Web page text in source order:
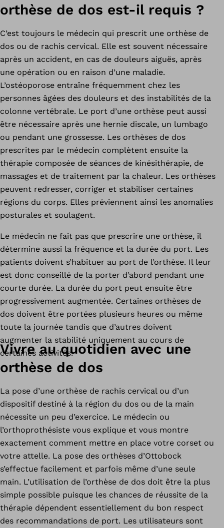
orthèse de dos est-il requis ?
C’est toujours le médecin qui prescrit une orthèse de
dos ou de rachis cervical. Elle est souvent nécessaire
après un accident, en cas de douleurs aiguës, après
une opération ou en raison d’une maladie.
L’ostéoporose entraîne fréquemment chez les
personnes âgées des douleurs et des instabilités de la
colonne vertébrale. Le port d’une orthèse peut aussi
être nécessaire après une hernie discale, un lumbago
ou pendant une grossesse. Les orthèses de dos
prescrites par le médecin complètent ensuite la
thérapie composée de séances de kinésithérapie, de
massages et de traitement par la chaleur. Les orthèses
peuvent redresser, corriger et stabiliser certaines
régions du corps. Elles préviennent ainsi les anomalies
posturales et soulagent.
Le médecin ne fait pas que prescrire une orthèse, il
détermine aussi la fréquence et la durée du port. Les
patients doivent s’habituer au port de l’orthèse. Il leur
est donc conseillé de la porter d’abord pendant une
courte durée. La durée du port peut ensuite être
progressivement augmentée. Certaines orthèses de
dos doivent être portées plusieurs heures ou même
toute la journée tandis que d’autres doivent
augmenter la stabilité uniquement au cours de
certaines activités.
Vivre au quotidien avec une
orthèse de dos
La pose d’une orthèse de rachis cervical ou d’un
dispositif destiné à la région du dos ou de la main
nécessite un peu d’exercice. Le médecin ou
l’orthoprothésiste vous explique et vous montre
exactement comment mettre en place votre corset ou
votre attelle. La pose des orthèses d’Ottobock
s’effectue facilement et parfois même d’une seule
main. L’utilisation de l’orthèse de dos doit être la plus
simple possible puisque les chances de réussite de la
thérapie dépendent essentiellement du bon respect
des recommandations de port. Les utilisateurs sont